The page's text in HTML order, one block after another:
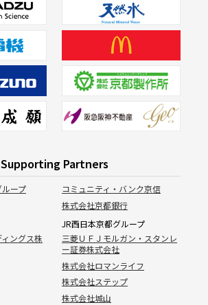
Supporting Partners
ープ
コミュニティ・バンク京信
株式会社京都銀行
JR西日本京都グループ
ングス株
三菱ＵＦＪモルガン・スタンレ
ー証券株式会社
株式会社ロマンライフ
株式会社ステップ
株式会社城山